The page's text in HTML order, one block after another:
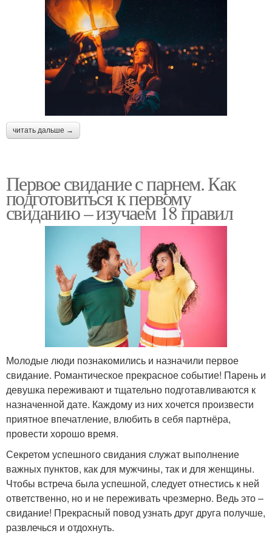
читать дальше →
Первое свидание с парнем. Как
подготовиться к первому
свиданию – изучаем 18 правил
Молодые люди познакомились и назначили первое
свидание. Романтическое прекрасное событие! Парень и
девушка переживают и тщательно подготавливаются к
назначенной дате. Каждому из них хочется произвести
приятное впечатление, влюбить в себя партнёра,
провести хорошо время.
Секретом успешного свидания служат выполнение
важных пунктов, как для мужчины, так и для женщины.
Чтобы встреча была успешной, следует отнестись к ней
ответственно, но и не переживать чрезмерно. Ведь это –
свидание! Прекрасный повод узнать друг друга получше,
развлечься и отдохнуть.